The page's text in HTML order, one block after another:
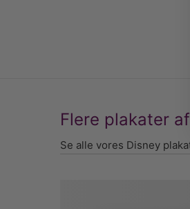
Flere plakater af
Se alle vores Disney